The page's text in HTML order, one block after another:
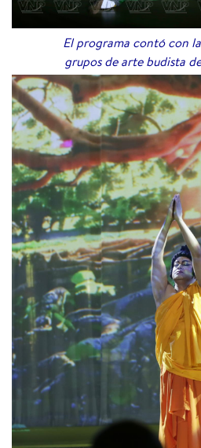
El programa contó con
grupos de arte budista